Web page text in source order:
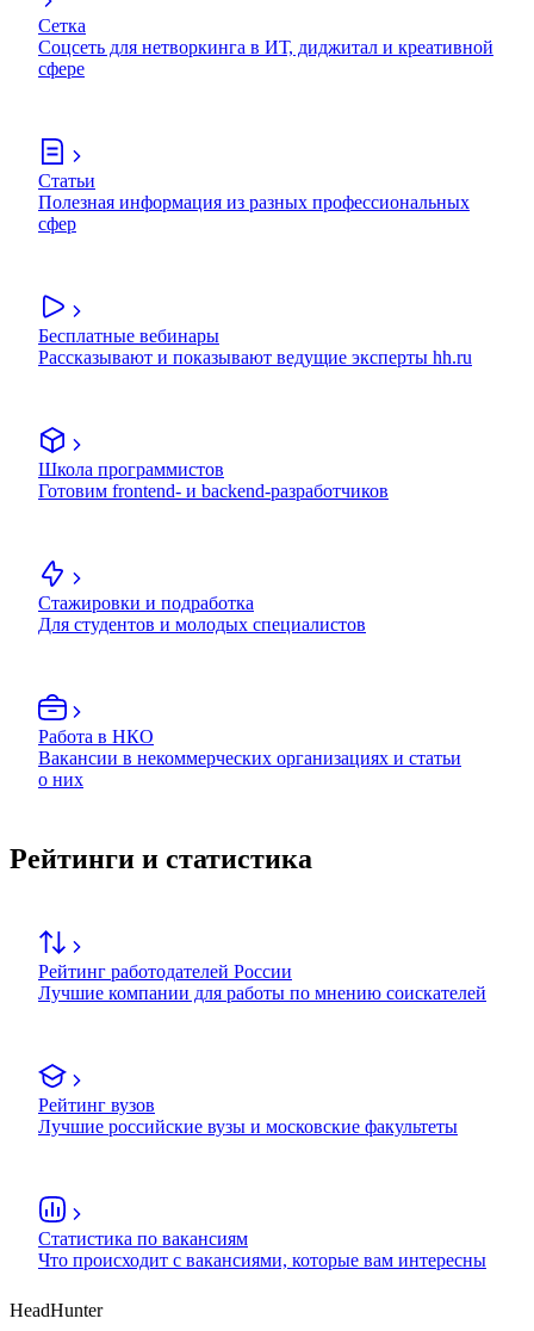
Сетка
Соцсеть для нетворкинга в ИТ, диджитал и креативной
сфере
Статьи
Полезная информация из разных профессиональных
сфер
Бесплатные вебинары
Рассказывают и показывают ведущие эксперты hh.ru
Школа программистов
Готовим frontend- и backend-разработчиков
Стажировки и подработка
Для студентов и молодых специалистов
Работа в НКО
Вакансии в некоммерческих организациях и статьи
о них
Рейтинги и статистика
Рейтинг работодателей России
Лучшие компании для работы по мнению соискателей
Рейтинг вузов
Лучшие российские вузы и московские факультеты
Статистика по вакансиям
Что происходит с вакансиями, которые вам интересны
HeadHunter